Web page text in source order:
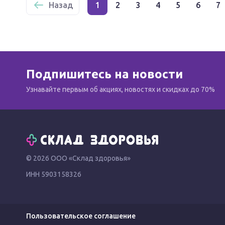
Назад 1 2 3 4 5 6 7
Подпишитесь на новости
Узнавайте первым об акциях, новостях и скидках до 70%
© 2026 ООО «Склад здоровья»
ИНН 5903158326
Пользовательское соглашение